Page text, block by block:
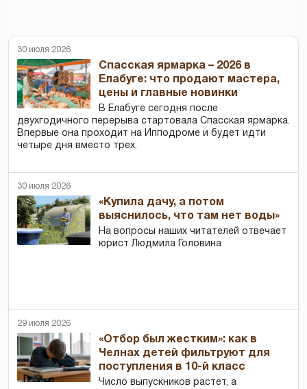
30 июля 2026
Спасская ярмарка – 2026 в
Елабуге: что продают мастера,
цены и главные новинки
В Елабуге сегодня после
двухгодичного перерыва стартовала Спасская ярмарка.
Впервые она проходит на Ипподроме и будет идти
четыре дня вместо трех.
30 июля 2026
«Купила дачу, а потом
выяснилось, что там нет воды»
На вопросы наших читателей отвечает
юрист Людмила Головина
29 июля 2026
«Отбор был жестким»: как в
Челнах детей фильтруют для
поступления в 10-й класс
Число выпускников растет, а